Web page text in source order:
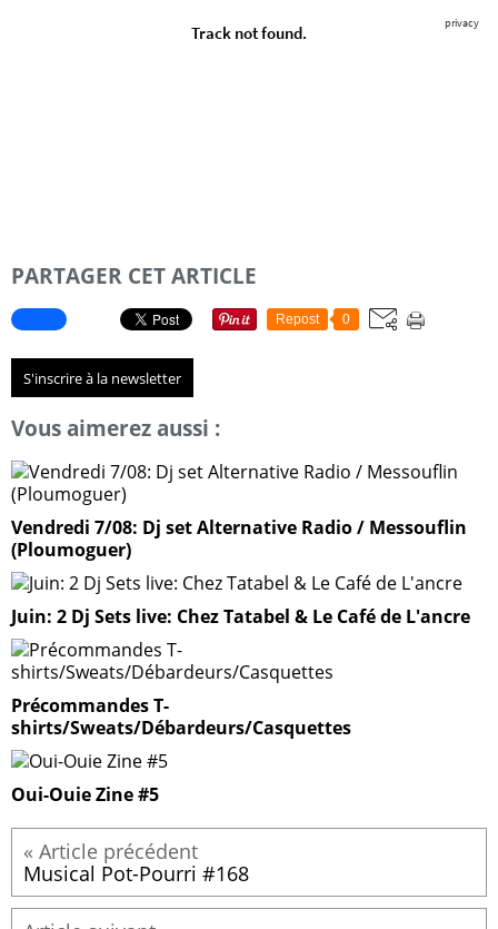
PARTAGER CET ARTICLE
Repost 0
S'inscrire à la newsletter
Vous aimerez aussi :
Vendredi 7/08: Dj set Alternative Radio / Messouflin
(Ploumoguer)
Juin: 2 Dj Sets live: Chez Tatabel & Le Café de L'ancre
Précommandes T-
shirts/Sweats/Débardeurs/Casquettes
Oui-Ouie Zine #5
Musical Pot-Pourri #168